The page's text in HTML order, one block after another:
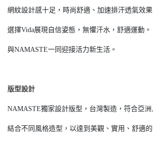
網紋設計感十足，時尚舒適、加速排汗透氣效果
選擇Vida展現自信姿態，無懼汗水，舒適運動。
與NAMASTE一同迎接活力新生活。
版型設計
NAMASTE獨家設計版型，台灣製造，符合亞洲
結合不同風格造型，以達到美觀、實用、舒適的